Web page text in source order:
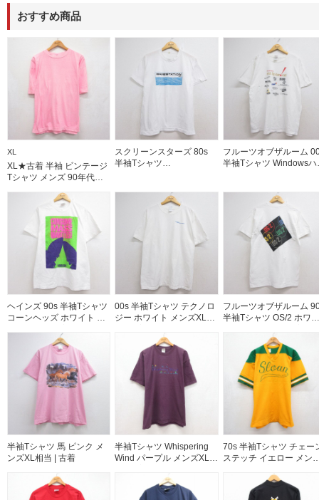
おすすめ商品
XL
XL★古着 半袖 ビンテージ
Tシャツ メンズ 90年代
ットン クルーネック ピン
スクリーンスターズ 80s
半袖Tシャツ
フルーツオブザルーム
半袖Tシャツ Windowsハ
ヘインズ 90s 半袖Tシャツ
コーンヘッズ ホワイト メ
00s 半袖Tシャツ テクノロ
ジー ホワイト メンズXL相
フルーツオブザルーム
半袖Tシャツ OS/2 ホワイ
半袖Tシャツ 馬 ピンク メ
ンズXL相当 | 古着
半袖Tシャツ Whispering
Wind パープル メンズXL相
70s 半袖Tシャツ チェー
ステッチ イエロー メン